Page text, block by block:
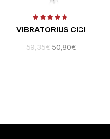
VIBRATORIUS CICI
59,35€ 50,80€
Įvertinimas:4.67